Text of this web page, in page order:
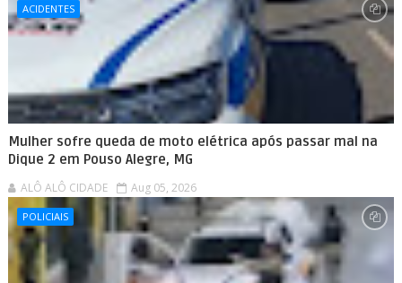
ACIDENTES
Mulher sofre queda de moto elétrica após passar mal na
Dique 2 em Pouso Alegre, MG
ALÔ ALÔ CIDADE Aug 05, 2026
POLICIAIS